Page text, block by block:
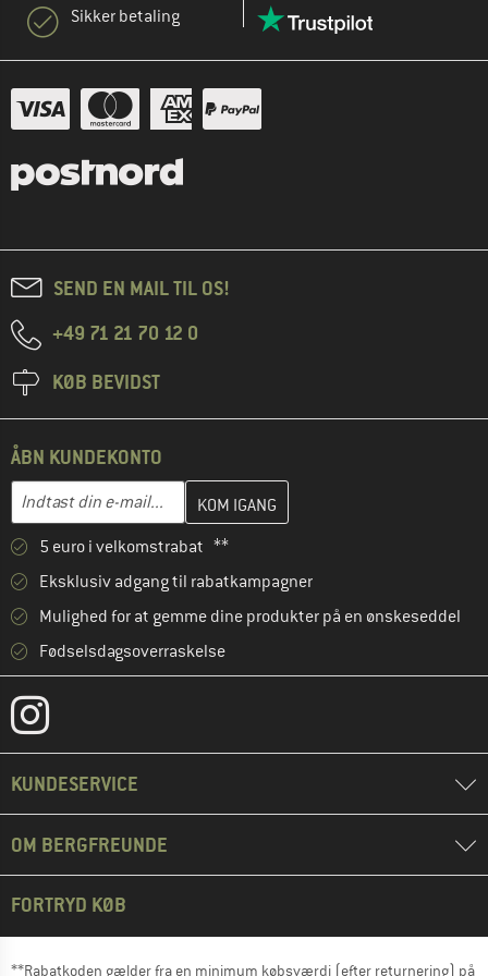
Sikker betaling
SEND EN MAIL TIL OS!
+49 71 21 70 12 0
KØB BEVIDST
ÅBN KUNDEKONTO
E-mail-adresse
Indtast din e-mailadresse her, og opret i næste trin din
5 euro i velkomstrabat **
Eksklusiv adgang til rabatkampagner
Mulighed for at gemme dine produkter på en ønskeseddel
Fødselsdagsoverraskelse
KUNDESERVICE
OM BERGFREUNDE
FORTRYD KØB
**Rabatkoden gælder fra en minimum købsværdi (efter returnering) på